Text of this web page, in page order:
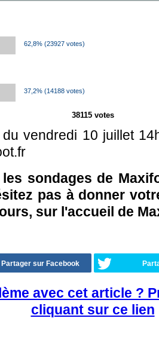
62,8% (23927 votes)
37,2% (14188 votes)
38115 votes
vendredi 10 juillet
sondages de
pas à donner
sur l'accueil de
Partager sur Facebook
avec cet article ?
cliquant sur ce lien